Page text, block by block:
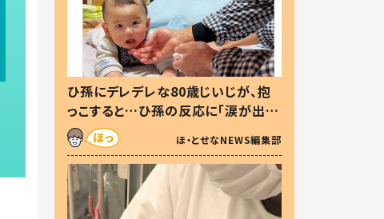
ひ孫にデレデレな80歳じいじが、抱
っこすると…ひ孫の反応に「涙が出ま
した」「可愛くて仕方ない」
ほ・とせなNEWS編集部